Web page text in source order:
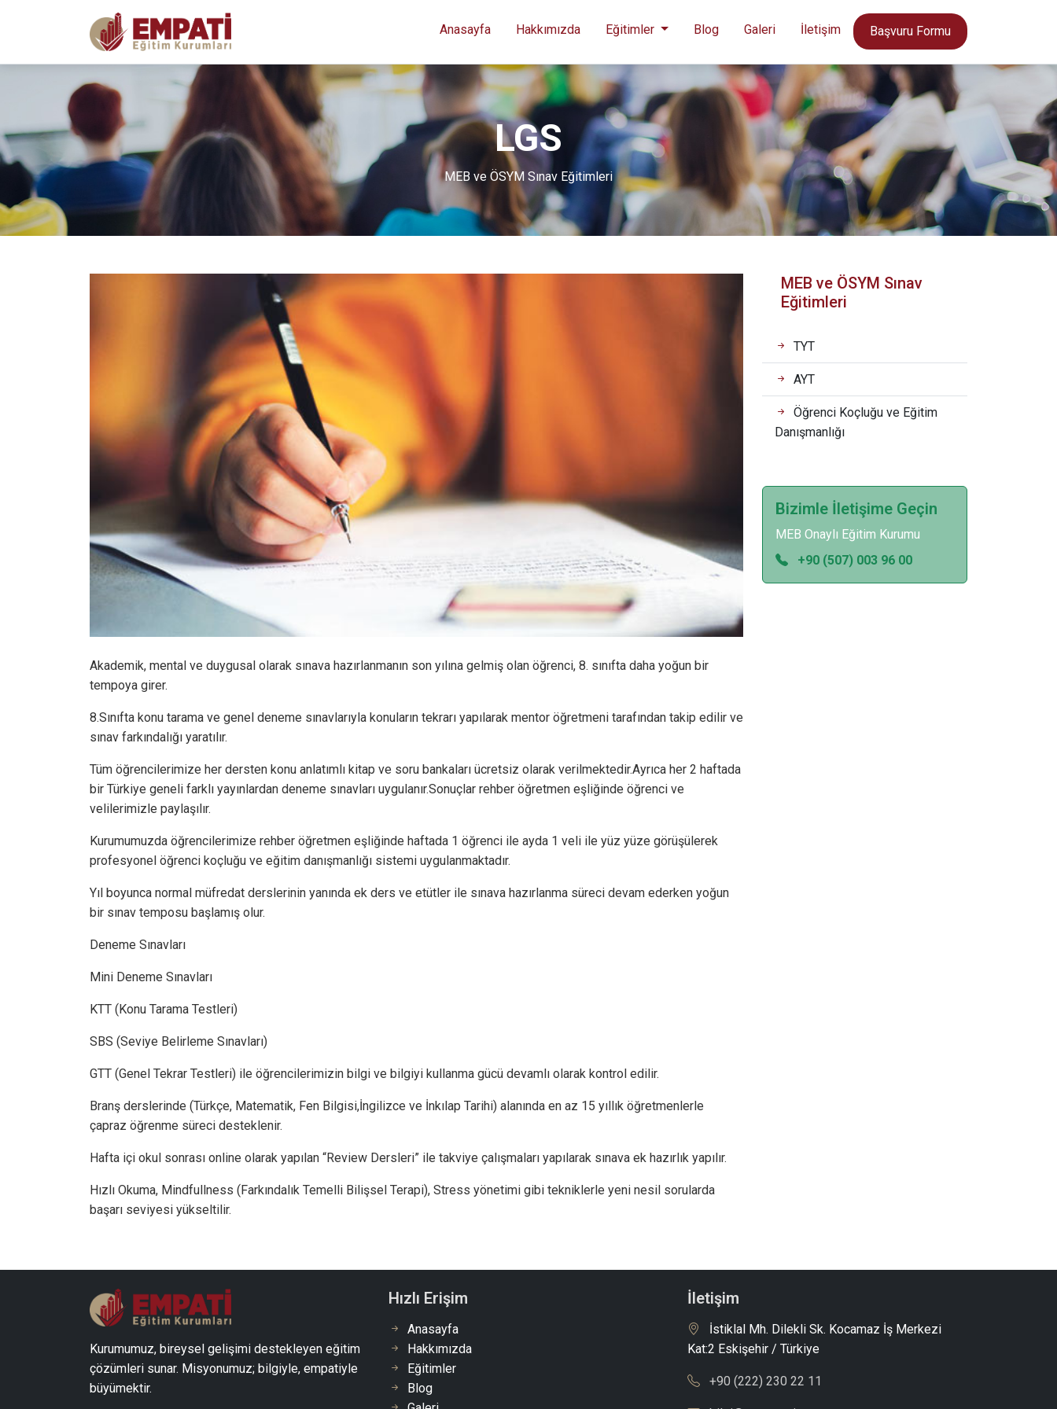
Anasayfa Hakkımızda Eğitimler Blog Galeri İletişim Başvuru Formu
LGS
MEB ve ÖSYM Sınav Eğitimleri
Akademik, mental ve duygusal olarak sınava hazırlanmanın son yılına gelmiş olan öğrenci, 8. sınıfta daha yoğun bir
tempoya girer.
8.Sınıfta konu tarama ve genel deneme sınavlarıyla konuların tekrarı yapılarak mentor öğretmeni tarafından takip edilir ve
sınav farkındalığı yaratılır.
Tüm öğrencilerimize her dersten konu anlatımlı kitap ve soru bankaları ücretsiz olarak verilmektedir.Ayrıca her 2 haftada
bir Türkiye geneli farklı yayınlardan deneme sınavları uygulanır.Sonuçlar rehber öğretmen eşliğinde öğrenci ve
velilerimizle paylaşılır.
Kurumumuzda öğrencilerimize rehber öğretmen eşliğinde haftada 1 öğrenci ile ayda 1 veli ile yüz yüze görüşülerek
profesyonel öğrenci koçluğu ve eğitim danışmanlığı sistemi uygulanmaktadır.
Yıl boyunca normal müfredat derslerinin yanında ek ders ve etütler ile sınava hazırlanma süreci devam ederken yoğun
bir sınav temposu başlamış olur.
Deneme Sınavları
Mini Deneme Sınavları
KTT (Konu Tarama Testleri)
SBS (Seviye Belirleme Sınavları)
GTT (Genel Tekrar Testleri) ile öğrencilerimizin bilgi ve bilgiyi kullanma gücü devamlı olarak kontrol edilir.
Branş derslerinde (Türkçe, Matematik, Fen Bilgisi,İngilizce ve İnkılap Tarihi) alanında en az 15 yıllık öğretmenlerle
çapraz öğrenme süreci desteklenir.
Hafta içi okul sonrası online olarak yapılan “Review Dersleri” ile takviye çalışmaları yapılarak sınava ek hazırlık yapılır.
Hızlı Okuma, Mindfullness (Farkındalık Temelli Bilişsel Terapi), Stress yönetimi gibi tekniklerle yeni nesil sorularda
başarı seviyesi yükseltilir.
MEB ve ÖSYM Sınav
Eğitimleri
TYT
AYT
Öğrenci Koçluğu ve Eğitim
Danışmanlığı
Bizimle İletişime Geçin
MEB Onaylı Eğitim Kurumu
+90 (507) 003 96 00
Kurumumuz, bireysel gelişimi destekleyen eğitim
çözümleri sunar. Misyonumuz; bilgiyle, empatiyle
büyümektir.
Hızlı Erişim
Anasayfa
Hakkımızda
Eğitimler
Blog
İletişim
İstiklal Mh. Dilekli Sk. Kocamaz İş Merkezi
Kat:2 Eskişehir / Türkiye
+90 (222) 230 22 11